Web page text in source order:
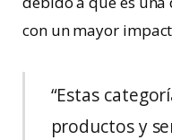
con un mayor
“Estas
productos y